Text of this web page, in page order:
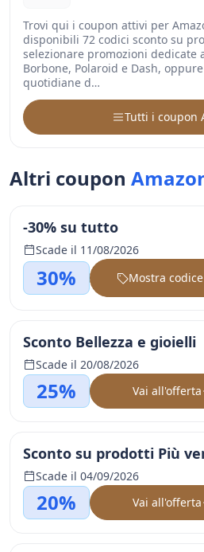
Trovi qui i coupon attivi per
disponibili 72 codici sconto su
selezionare promozioni dedicate
Borbone, Polaroid e Dash,
quotidiane d…
Tutti i coupon
Altri coupon
-30% su tutto
Scade il 11/08/2026
30% ••••••
Mostra codice
Sconto Bellezza e gioielli
Scade il 20/08/2026
25% Vai all'offerta
Sconto su prodotti Più
Scade il 04/09/2026
20% Vai all'offerta